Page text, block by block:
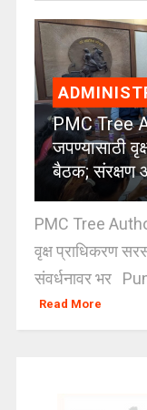
PMC Tree
जपण्यासाठी
बैठक; संरक्षण
PMC Tree
वृक्ष प्राधिकरण
संवर्धनावर भर
Read More